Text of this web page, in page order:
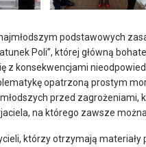
podstawowych
Poli”, której główną
z konsekwencjami
opatrzoną prostym
przed zagrożeniami,
na którego zawsze
którzy otrzymają materiały